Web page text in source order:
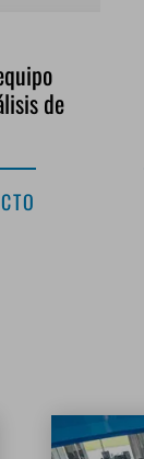
de